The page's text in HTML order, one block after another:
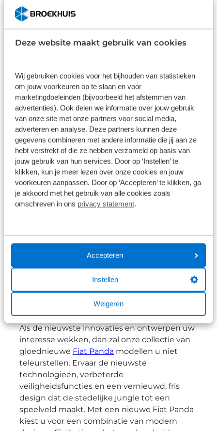
Deze website maakt gebruik van cookies
Wij gebruiken cookies voor het bijhouden van statistieken
om jouw voorkeuren op te slaan en voor
marketingdoeleinden (bijvoorbeeld het afstemmen van
advertenties). Ook delen we informatie over jouw gebruik
van onze site met onze partners voor social media,
adverteren en analyse. Deze partners kunnen deze
gegevens combineren met andere informatie die jij aan ze
hebt verstrekt of die ze hebben verzameld op basis van
jouw gebruik van hun services. Door op ‘Instellen’ te
klikken, kun je meer lezen over onze cookies en jouw
voorkeuren aanpassen. Door op ‘Accepteren’ te klikken, ga
je akkoord met het gebruik van alle cookies zoals
omschreven in ons privacy statement.
Accepteren
Instellen
Weigeren
€ 9.900
Verkocht
Bekijk details
Items per pagina:
Ontdek ons brede aanbod Panda
occasions
EenFiat Panda occasionis het toonbeeld
van een betrouwbare stadsauto. Compact,
Onze selectie varieert in uitvoering, kleur en
bouwjaar, zodat er altijd wel een model is dat
perfect aansluit bij uw specifieke wensen. Elk
van deze auto's draagt met trots de naam
'Panda' en belooft u jarenlang rijplezier.
Ga voor een nieuwe Panda
Als de nieuwste innovaties en ontwerpen uw
interesse wekken, dan zal onze collectie van
gloednieuwe Fiat Panda modellen u niet
teleurstellen. Ervaar de nieuwste
technologieën, verbeterde
veiligheidsfuncties en een vernieuwd, fris
design dat de stedelijke jungle tot een
speelveld maakt. Met een nieuwe Fiat Panda
kiest u voor een combinatie van modern